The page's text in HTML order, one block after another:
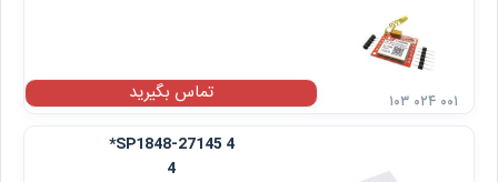
تماس بگیرید
۱۰۳ ۰۲۴ ۰۰۱
SP1848-27145 4*
4